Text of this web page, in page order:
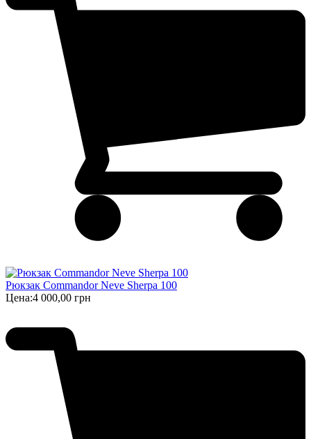
Рюкзак Commandor Neve Sherpa 100
Цена:4 000,00 грн